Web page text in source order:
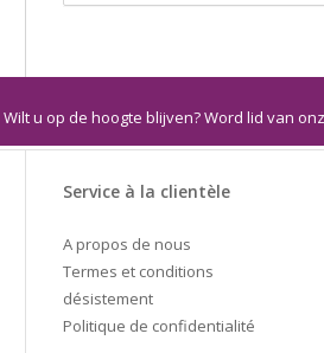
Wilt u op de hoogte blijven? Word lid van
Service à la clientèle
A propos de nous
Termes et conditions
désistement
Politique de confidentialité